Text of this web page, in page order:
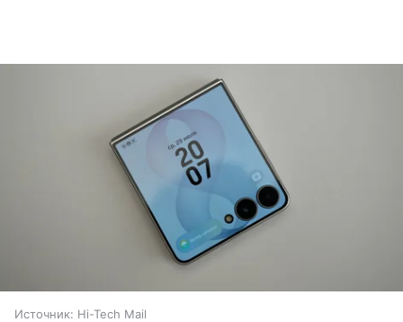
Источник: Hi-Tech Mail